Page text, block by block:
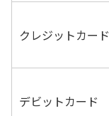
クレジットカード
デビットカード